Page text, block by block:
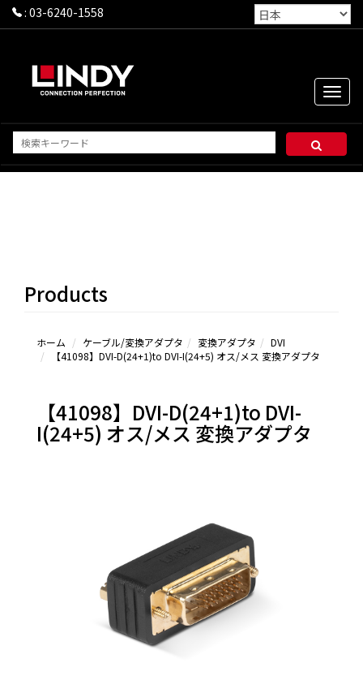
: 03-6240-1558
Toggle
USB（Type-
Products
ホーム ケーブル/変換アダプタ 変換アダプタ
DVI
【41098】DVI-D(24+1)to DVI-I(24+5) オス/メス 変換アダプタ
【41098】DVI-D(24+1)to DVI-
I(24+5) オス/メス 変換アダプタ